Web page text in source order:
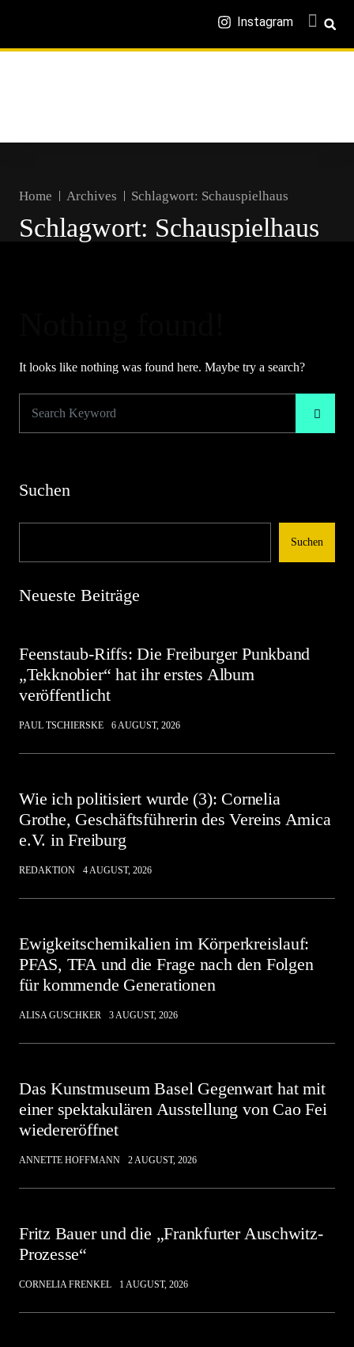
Instagram
Home Archives Schlagwort: Schauspielhaus
Schlagwort: Schauspielhaus
It looks like nothing was found here. Maybe try a search?
Suchen
Suchen
Neueste Beiträge
Feenstaub-Riffs: Die Freiburger Punkband
„Tekknobier“ hat ihr erstes Album
veröffentlicht
PAUL TSCHIERSKE 6 AUGUST, 2026
Wie ich politisiert wurde (3): Cornelia
Grothe, Geschäftsführerin des Vereins Amica
e.V. in Freiburg
REDAKTION 4 AUGUST, 2026
Ewigkeitschemikalien im Körperkreislauf:
PFAS, TFA und die Frage nach den Folgen
für kommende Generationen
ALISA GUSCHKER 3 AUGUST, 2026
Das Kunstmuseum Basel Gegenwart hat mit
einer spektakulären Ausstellung von Cao Fei
wiedereröffnet
ANNETTE HOFFMANN 2 AUGUST, 2026
Fritz Bauer und die „Frankfurter Auschwitz-
Prozesse“
CORNELIA FRENKEL 1 AUGUST, 2026